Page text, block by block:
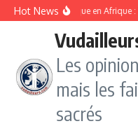
Aller au contenu
Hot News
Division ethnique en Afrique :
Les
mais les
sacrés